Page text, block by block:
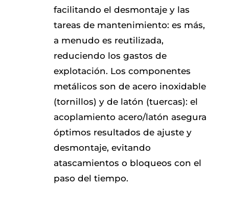
facilitando el desmontaje y las
tareas de mantenimiento: es más,
a menudo es reutilizada,
reduciendo los gastos de
explotación. Los componentes
metálicos son de acero inoxidable
(tornillos) y de latón (tuercas): el
acoplamiento acero/latón asegura
óptimos resultados de ajuste y
desmontaje, evitando
atascamientos o bloqueos con el
paso del tiempo.